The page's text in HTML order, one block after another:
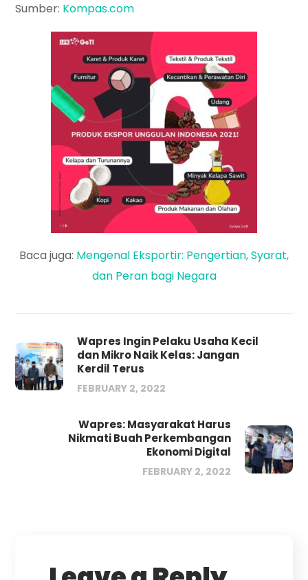
Sumber: Kompas.com
Baca juga: Mengenal Eksportir: Pengertian, Syarat,
dan Peran bagi Negara
Wapres Ingin Pelaku Usaha Kecil
dan Mikro Naik Kelas: Jangan
Kerdil Terus
FEBRUARY 2, 2022
Wapres: Masyarakat Harus
Nikmati Buah Perkembangan
Ekonomi Digital
FEBRUARY 2, 2022